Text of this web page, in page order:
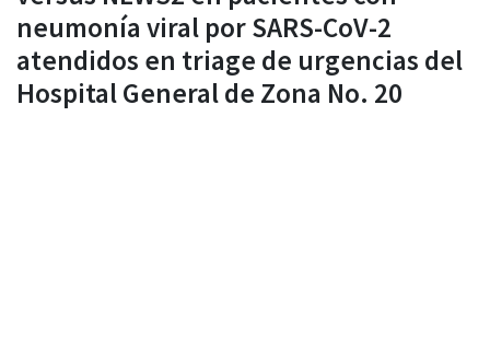
neumonía viral por SARS-CoV-2
atendidos en triage de urgencias del
Hospital General de Zona No. 20